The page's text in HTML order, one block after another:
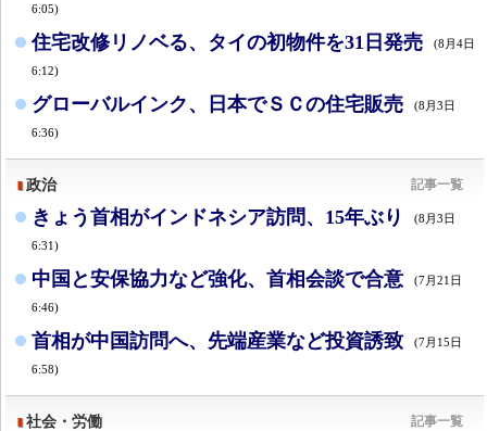
6:05)
住宅改修リノベる、タイの初物件を31日発売 (8月4日
6:12)
グローバルインク、日本でＳＣの住宅販売 (8月3日
6:36)
政治 記事一覧
きょう首相がインドネシア訪問、15年ぶり (8月3日
6:31)
中国と安保協力など強化、首相会談で合意 (7月21日
6:46)
首相が中国訪問へ、先端産業など投資誘致 (7月15日
6:58)
社会・労働 記事一覧